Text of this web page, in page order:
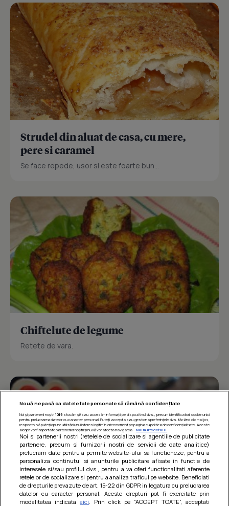
Strudel din aluat de casa, cu mere,
pere si caramel
Se face repede, usor si este foarte bun...
Chiftelute de legume
Retete de vara.
Nouă ne pasă ca datele tale personale să rămână confidențiale
Noi și partenerii noștri 1019stocăm și/sau accesăm informații pe dispozitivul dvs., precum identificatorii cookie unici
pentru prelucrarea datelor cu caracter personal. Puteți accepta sau gestiona preferințele dvs. făcând clic mai jos,
respectiv vă puteți opune utilizării unui interes legitim în orice moment pe pagina cu politica de confidențialitate. Aceste
alegeri vor fi raportate partenerilor noștri și nu vă vor afecta navigarea.
Mai multe detalii
Noi si partenerii nostri (retelele de socializare si agentiile de publicitate
partenere, precum si furnizorii nostri de servicii de date analitice)
prelucram date pentru a permite website-ului sa functioneze, pentru a
personaliza continutul si anunturile publicitare afisate in functie de
interesele si/sau profilul dvs., pentru a va oferi functionalitati aferente
retelelor de socializare si pentru a analiza traficul pe website. Beneficiati
de drepturile prevazute de art. 15-22 din GDPR in legatura cu prelucrarea
datelor cu caracter personal. Aceste drepturi pot fi exercitate prin
modalitatea indicataaici . Prin click pe “ACCEPT TOATE”, acceptati